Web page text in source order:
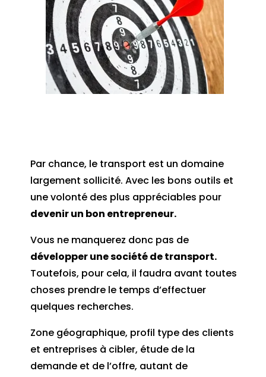
Par chance, le transport est un domaine
largement sollicité. Avec les bons outils et
une volonté des plus appréciables pour
devenir un bon entrepreneur.
Vous ne manquerez donc pas de
développer une société de transport.
Toutefois, pour cela, il faudra avant toutes
choses prendre le temps d’effectuer
quelques recherches.
Zone géographique, profil type des clients
et entreprises à cibler, étude de la
demande et de l’offre, autant de